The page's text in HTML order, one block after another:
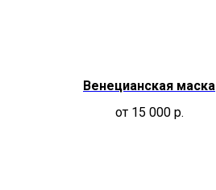
Венецианская маска
от 15 000 р.